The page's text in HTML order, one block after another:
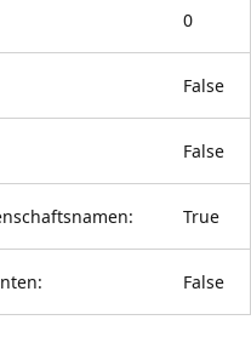
0
False
False
True
False